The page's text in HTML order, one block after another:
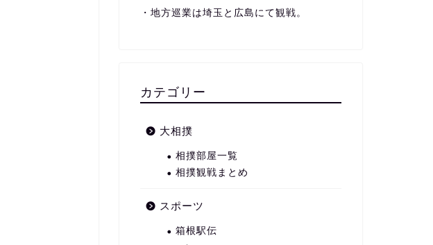
・地方巡業は埼玉と広島にて観戦。
カテゴリー
大相撲
相撲部屋一覧
相撲観戦まとめ
スポーツ
箱根駅伝